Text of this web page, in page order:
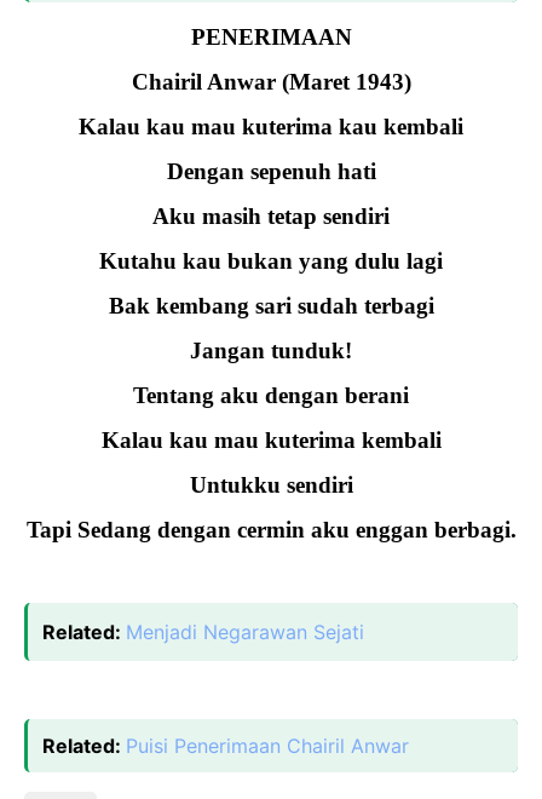
PENERIMAAN
Chairil Anwar (Maret 1943)
Kalau kau mau kuterima kau kembali
Dengan sepenuh hati
Aku masih tetap sendiri
Kutahu kau bukan yang dulu lagi
Bak kembang sari sudah terbagi
Jangan tunduk!
Tentang aku dengan berani
Kalau kau mau kuterima kembali
Untukku sendiri
Tapi Sedang dengan cermin aku enggan berbagi.
Related: Menjadi Negarawan Sejati
Related: Puisi Penerimaan Chairil Anwar